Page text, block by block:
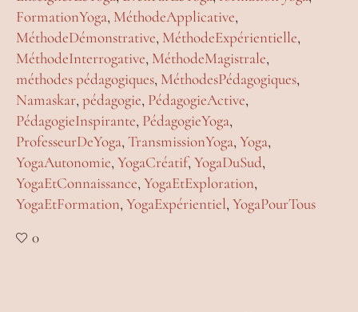
FormationYoga, MéthodeApplicative,
MéthodeDémonstrative, MéthodeExpérientielle,
MéthodeInterrogative, MéthodeMagistrale,
méthodes pédagogiques, MéthodesPédagogiques,
Namaskar, pédagogie, PédagogieActive,
PédagogieInspirante, PédagogieYoga,
ProfesseurDeYoga, TransmissionYoga, Yoga,
YogaAutonomie, YogaCréatif, YogaDuSud,
YogaEtConnaissance, YogaEtExploration,
YogaEtFormation, YogaExpérientiel, YogaPourTous
0